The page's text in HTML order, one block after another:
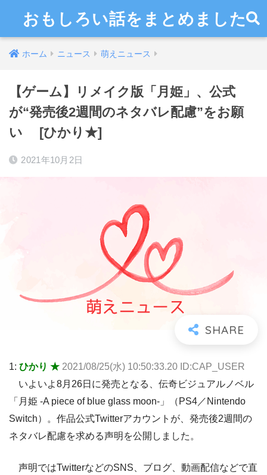
おもしろい話をまとめました
ホーム ニュース 萌えニュース
【ゲーム】リメイク版「月姫」、公式
が“発売後2週間のネタバレ配慮”をお願
い [ひかり★]
2021年10月2日
1: ひかり ★ 2021/08/25(水) 10:50:33.20 ID:CAP_USER
いよいよ8月26日に発売となる、伝奇ビジュアルノベル
「月姫 -A piece of blue glass moon-」（PS4／Nintendo
Switch）。作品公式Twitterアカウントが、発売後2週間の
ネタバレ配慮を求める声明を公開しました。
声明ではTwitterなどのSNS、ブログ、動画配信などで直